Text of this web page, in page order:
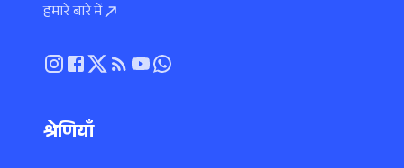
हमारे बारे में
श्रेणियाँ